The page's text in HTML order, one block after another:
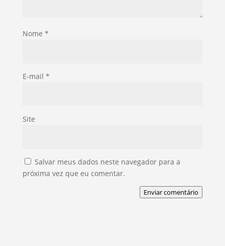
Nome *
E-mail *
Site
Salvar meus dados neste navegador para a
próxima vez que eu comentar.
Enviar comentário